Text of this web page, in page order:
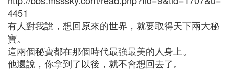
4451
有人對我說，想回原來的世界，就要取得天下兩大秘
寶。
這兩個秘寶都在那個時代最強最美的人身上。
他還說，你拿到了以後，就不會想回去了。